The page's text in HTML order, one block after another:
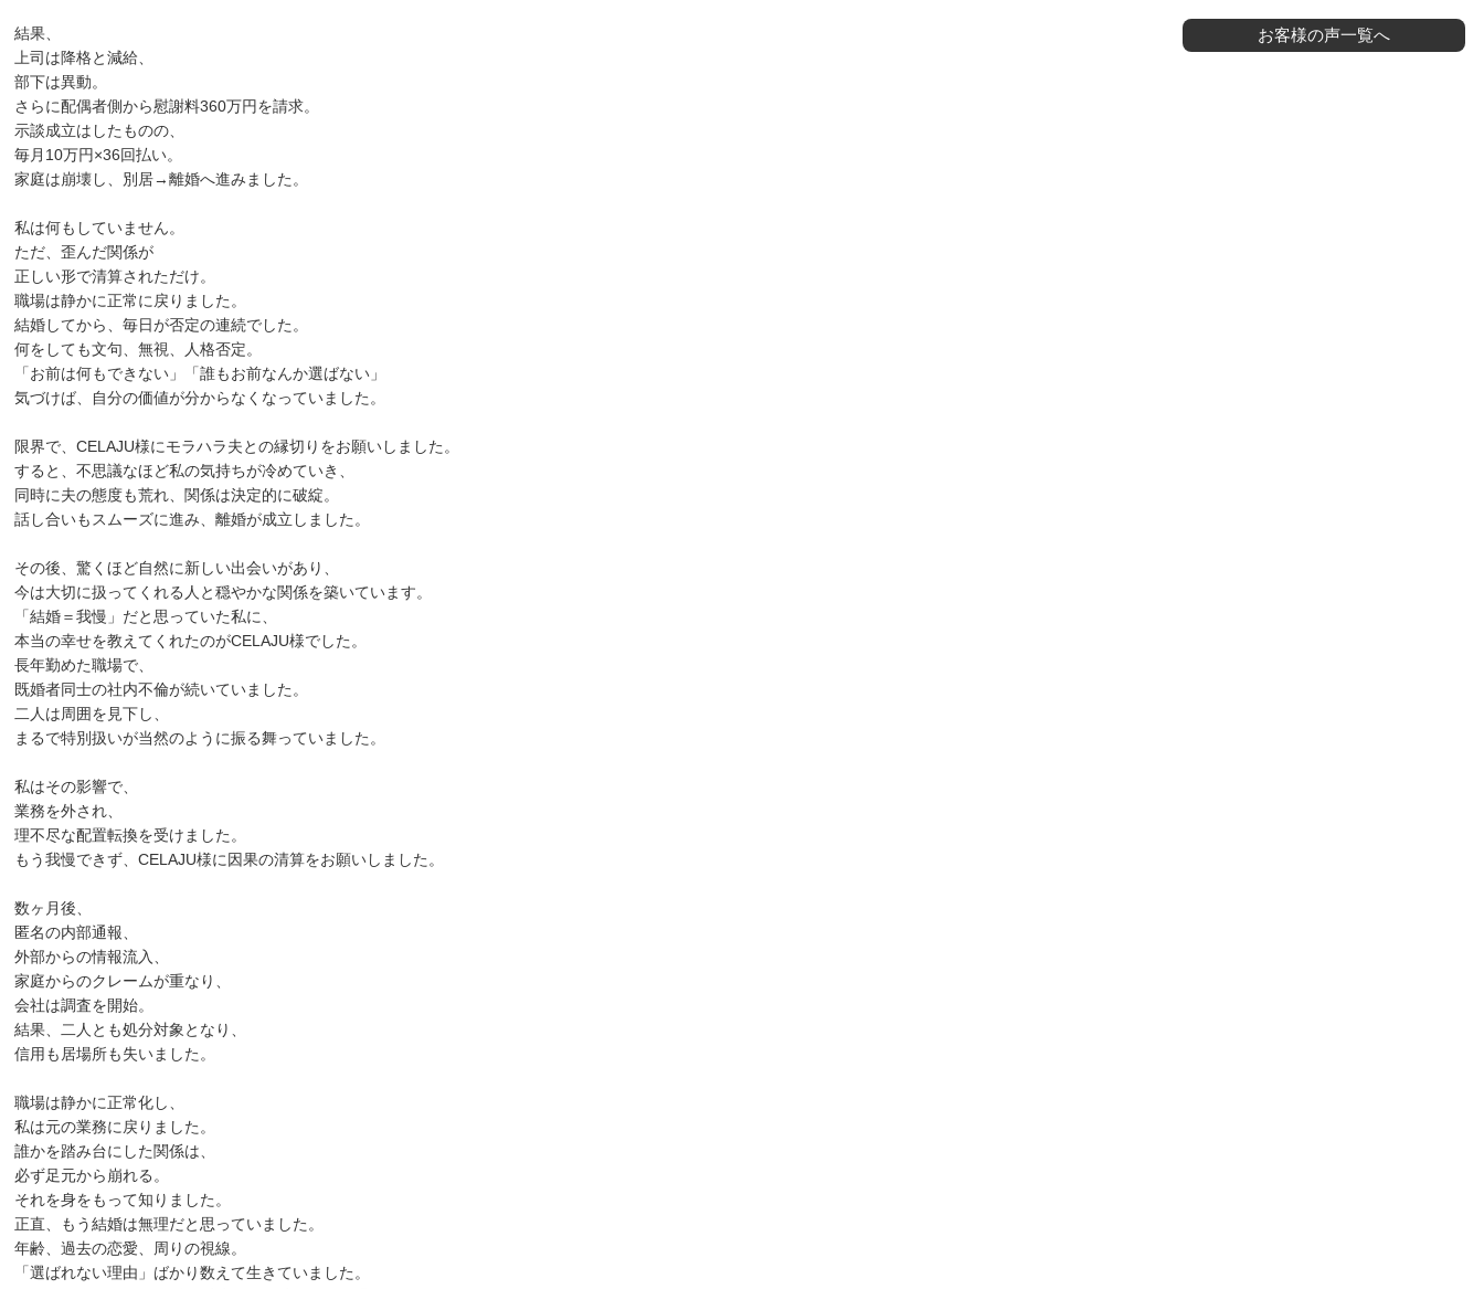
結果、
上司は降格と減給、
部下は異動。
さらに配偶者側から慰謝料360万円を請求。
示談成立はしたものの、
毎月10万円×36回払い。
家庭は崩壊し、別居→離婚へ進みました。
私は何もしていません。
ただ、歪んだ関係が
正しい形で清算されただけ。
職場は静かに正常に戻りました。
結婚してから、毎日が否定の連続でした。
何をしても文句、無視、人格否定。
「お前は何もできない」「誰もお前なんか選ばない」
気づけば、自分の価値が分からなくなっていました。
限界で、CELAJU様にモラハラ夫との縁切りをお願いしました。
すると、不思議なほど私の気持ちが冷めていき、
同時に夫の態度も荒れ、関係は決定的に破綻。
話し合いもスムーズに進み、離婚が成立しました。
その後、驚くほど自然に新しい出会いがあり、
今は大切に扱ってくれる人と穏やかな関係を築いています。
「結婚＝我慢」だと思っていた私に、
本当の幸せを教えてくれたのがCELAJU様でした。
長年勤めた職場で、
既婚者同士の社内不倫が続いていました。
二人は周囲を見下し、
まるで特別扱いが当然のように振る舞っていました。
私はその影響で、
業務を外され、
理不尽な配置転換を受けました。
もう我慢できず、CELAJU様に因果の清算をお願いしました。
数ヶ月後、
匿名の内部通報、
外部からの情報流入、
家庭からのクレームが重なり、
会社は調査を開始。
結果、二人とも処分対象となり、
信用も居場所も失いました。
職場は静かに正常化し、
私は元の業務に戻りました。
誰かを踏み台にした関係は、
必ず足元から崩れる。
それを身をもって知りました。
正直、もう結婚は無理だと思っていました。
年齢、過去の恋愛、周りの視線。
「選ばれない理由」ばかり数えて生きていました。
お客様の声一覧へ